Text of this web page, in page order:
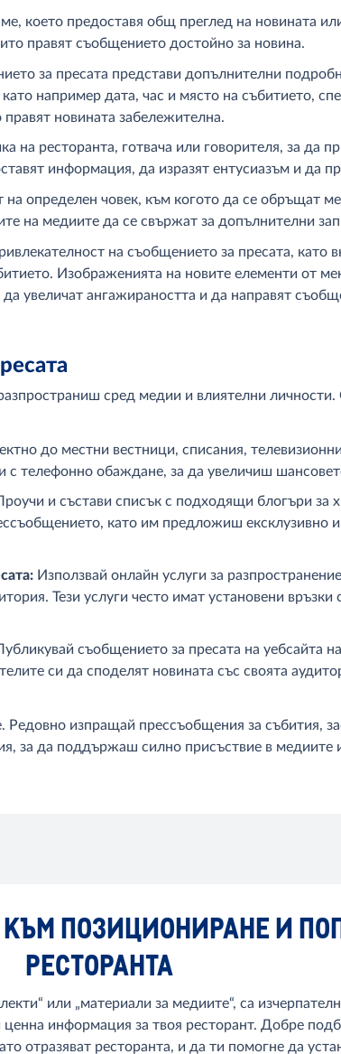
което предоставя общ преглед на новината
правят съобщението достойно за новина.
за пресата представи допълнителни
например дата, час и място на събитието,
новината забележителна.
на ресторанта, готвача или говорителя, за да
информация, да изразят ентусиазъм и да
определен човек, към когото да се обръщат
на медиите да се свържат за допълнителни
на съобщението за пресата, като
Изображенията на новите елементи от
увеличат ангажираността и да направят
сред медии и влиятелни
до местни вестници, списания,
телефонно обаждане, за да увеличиш
и състави списък с подходящи блогъри за
като им предложиш ексклузивно
Използвай онлайн услуги за
Тези услуги често имат установени
съобщението за пресата на уебсайта
си да споделят новината със своята
Редовно изпращай прессъобщения за събития,
за да поддържаш силно присъствие в
ПОЗИЦИОНИРАНЕ И
РЕСТОРАНТА
или „материали за медиите“, са
информация за твоя ресторант. Добре
отразяват ресторанта, и да ти помогне да